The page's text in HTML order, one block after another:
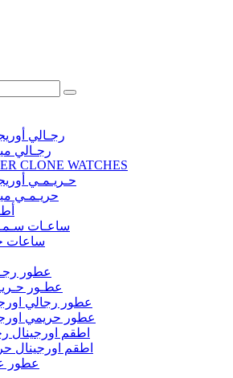
رجـالي
رجـالي
CLONE WATCHES
حـريـمـي
حريـمـي
ساعـات
ساعات
عطور
عطـور
عطور رجالي
عطور حريمي
اطقم اورجينال
اطقم اورجينال
عطور